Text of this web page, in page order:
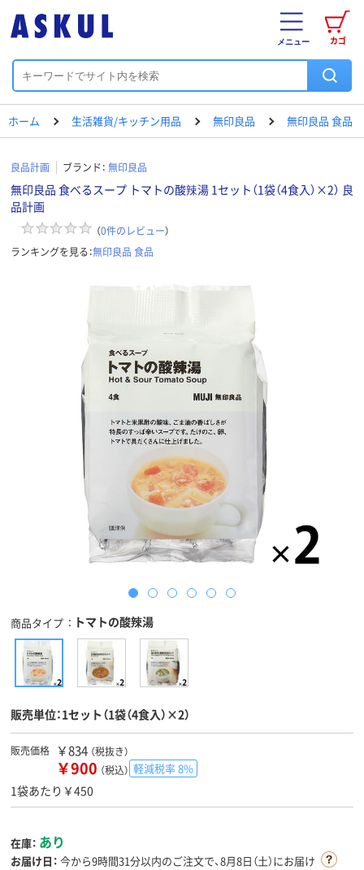
カゴ
メニュー
ホーム 生活雑貨/キッチン用品 無印良品 無印良品 食品
良品計画 ブランド： 無印良品
無印良品 食べるスープ トマトの酸辣湯 1セット（1袋（4食入）×2） 良
品計画
（0件のレビュー）
ランキングを見る：無印良品 食品
商品タイプ トマトの酸辣湯
販売単位：1セット（1袋（4食入）×2）
販売価格 ￥834 （税抜き）
￥900 （税込） 軽減税率 8%
1袋あたり￥450
在庫： あり
お届け日： 今から9時間31分以内のご注文で、8月8日（土）にお届け